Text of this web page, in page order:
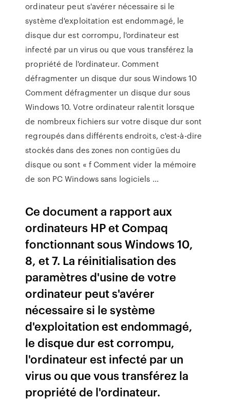
ordinateur peut s'avérer nécessaire si le
système d'exploitation est endommagé, le
disque dur est corrompu, l'ordinateur est
infecté par un virus ou que vous transférez la
propriété de l'ordinateur. Comment
défragmenter un disque dur sous Windows 10
Comment défragmenter un disque dur sous
Windows 10. Votre ordinateur ralentit lorsque
de nombreux fichiers sur votre disque dur sont
regroupés dans différents endroits, c'est-à-dire
stockés dans des zones non contigües du
disque ou sont « f Comment vider la mémoire
de son PC Windows sans logiciels ...
Ce document a rapport aux
ordinateurs HP et Compaq
fonctionnant sous Windows 10,
8, et 7. La réinitialisation des
paramètres d'usine de votre
ordinateur peut s'avérer
nécessaire si le système
d'exploitation est endommagé,
le disque dur est corrompu,
l'ordinateur est infecté par un
virus ou que vous transférez la
propriété de l'ordinateur.